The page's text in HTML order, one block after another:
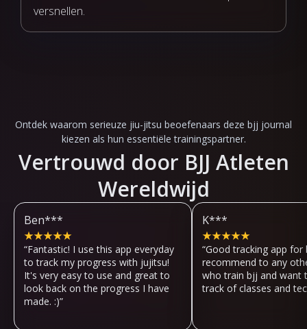
versnellen.
Ontdek waarom serieuze jiu-jitsu beoefenaars deze bjj journal
kiezen als hun essentiële trainingspartner.
Vertrouwd door BJJ Atleten
Wereldwijd
Ben***
★★★★★
“Fantastic! I use this app everyday
to track my progress with jujitsu!
It's very easy to use and great to
look back on the progress I have
made. :)”
K***
★★★★★
“Good tracking app for
recommend to any
who train bjj and want
track of classes and